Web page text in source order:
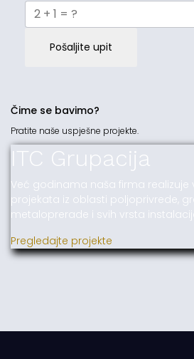
Pošaljite upit
Čime se bavimo?
Pratite naše uspješne projekte.
ITC Grupacija
Već godinama naša firma realizuje
projekata iz oblasti poljoprivrede,
metaloprerade i svih vrsta
Pregledajte projekte